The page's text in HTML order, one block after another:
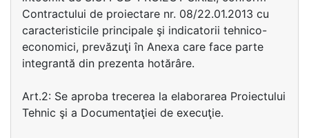
Contractului de proiectare nr. 08/22.01.2013 cu
caracteristicile principale şi indicatorii tehnico-
economici, prevăzuţi în Anexa care face parte
integrantă din prezenta hotărâre.
Art.2: Se aproba trecerea la elaborarea Proiectului
Tehnic şi a Documentaţiei de execuţie.